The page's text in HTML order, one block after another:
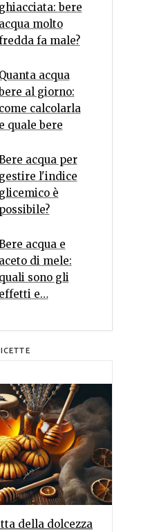
ghiacciata: bere
acqua molto
fa male?
Quanta acqua
al giorno:
come calcolarla
e quale bere
acqua per
gestire l'indice
glicemico è
possibile?
acqua e
aceto di mele:
quali sono gli
effetti e…
della dolcezza